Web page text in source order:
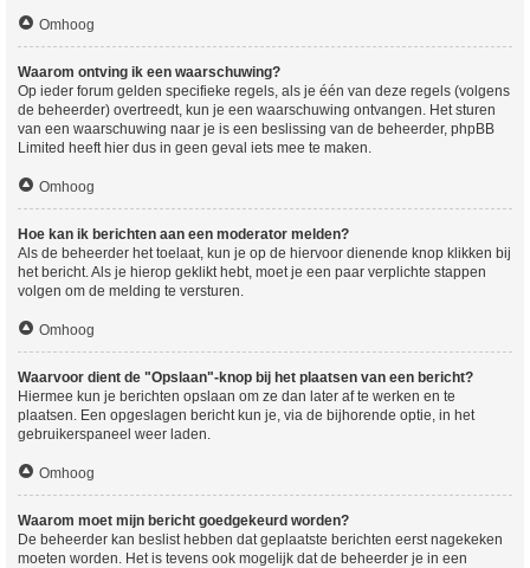
Omhoog
Waarom ontving ik een waarschuwing?
Op ieder forum gelden specifieke regels, als je één van deze regels (volgens
de beheerder) overtreedt, kun je een waarschuwing ontvangen. Het sturen
van een waarschuwing naar je is een beslissing van de beheerder, phpBB
Limited heeft hier dus in geen geval iets mee te maken.
Omhoog
Hoe kan ik berichten aan een moderator melden?
Als de beheerder het toelaat, kun je op de hiervoor dienende knop klikken bij
het bericht. Als je hierop geklikt hebt, moet je een paar verplichte stappen
volgen om de melding te versturen.
Omhoog
Waarvoor dient de "Opslaan"-knop bij het plaatsen van een bericht?
Hiermee kun je berichten opslaan om ze dan later af te werken en te
plaatsen. Een opgeslagen bericht kun je, via de bijhorende optie, in het
gebruikerspaneel weer laden.
Omhoog
Waarom moet mijn bericht goedgekeurd worden?
De beheerder kan beslist hebben dat geplaatste berichten eerst nagekeken
moeten worden. Het is tevens ook mogelijk dat de beheerder je in een